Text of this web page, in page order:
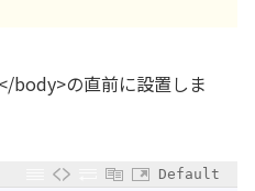
body>の直前に設置しま
Default